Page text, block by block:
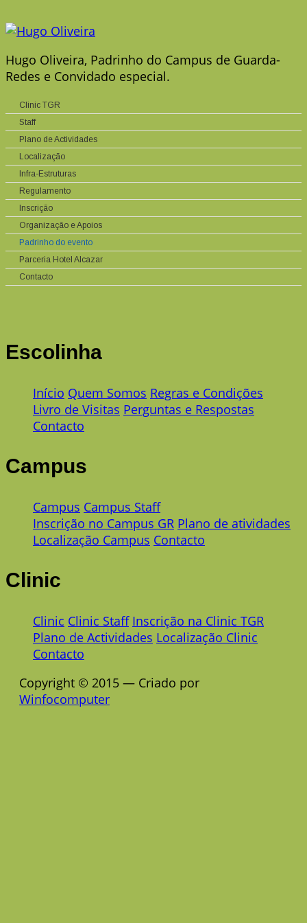
Hugo Oliveira, Padrinho do Campus de Guarda-
Redes e Convidado especial.
Clinic TGR
Staff
Plano de Actividades
Localização
Infra-Estruturas
Regulamento
Inscrição
Organização e Apoios
Padrinho do evento
Parceria Hotel Alcazar
Contacto
Escolinha
Início Quem Somos Regras e Condições
Livro de Visitas Perguntas e Respostas
Contacto
Campus
Campus Campus Staff
Inscrição no Campus GR Plano de atividades
Localização Campus Contacto
Clinic
Clinic Clinic Staff Inscrição na Clinic TGR
Plano de Actividades Localização Clinic
Contacto
Copyright © 2015 — Criado por
Winfocomputer